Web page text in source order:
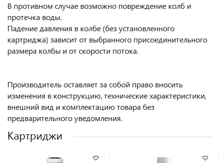
В противном случае возможно повреждение колб и
протечка воды.
Падение давления в колбе (без установленного
картриджа) зависит от выбранного присоединительного
размера колбы и от скорости потока.
Производитель оставляет за собой право вносить
изменения в конструкцию, технические характеристики,
внешний вид и комплектацию товара без
предварительного уведомления.
Картриджи